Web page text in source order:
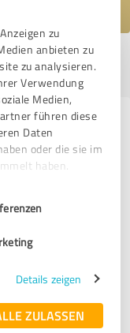
zu
anbieten zu
zu analysieren.
Verwendung
Medien,
führen diese
Daten
oder die sie im
haben.
Details zeigen
ZULASSEN
28.07.2026
Adelung